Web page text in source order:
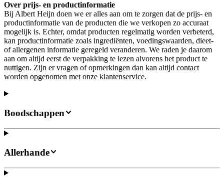
Over prijs- en productinformatie
Bij Albert Heijn doen we er alles aan om te zorgen dat de prijs- en
productinformatie van de producten die we verkopen zo accuraat
mogelijk is. Echter, omdat producten regelmatig worden verbeterd,
kan productinformatie zoals ingrediënten, voedingswaarden, dieet-
of allergenen informatie geregeld veranderen. We raden je daarom
aan om altijd eerst de verpakking te lezen alvorens het product te
nuttigen. Zijn er vragen of opmerkingen dan kan altijd contact
worden opgenomen met onze klantenservice.
Boodschappen
Allerhande